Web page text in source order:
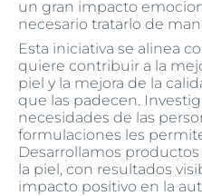
un gran impacto
necesario tratarlo de
Esta iniciativa se alinea
quiere contribuir a la
piel y la mejora de la
que las padecen.
necesidades de las
formulaciones les
Desarrollamos
la piel, con resultados
impacto positivo en la